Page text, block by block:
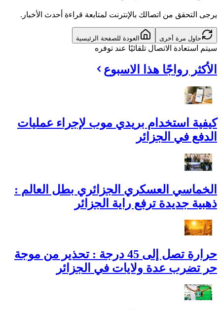
يرجى التحقق من اتصالك بالإنترنت لمتابعة قراءة أحدث الأخبار.
حاول مرة أخرى العودة للصفحة الرئيسية
سيتم استعادة الاتصال تلقائيًا عند توفره
الأكثر رواجًا هذا الاسبوع
كيفية استخدام بريدي موب لإجراء عمليات
الدفع في الجزائر
الخماسي العسكري الجزائري بطل العالم :
ذهبية جديدة ترفع راية الجزائر
حرارة تصل إلى 45 درجة : تحذير من موجة
حر تضرب عدة ولايات في الجزائر